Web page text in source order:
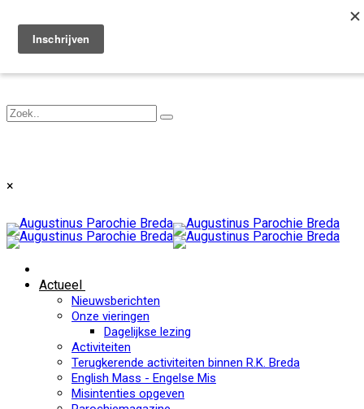
Toggle navigation
×
Actueel
Nieuwsberichten
Onze vieringen
Dagelijkse lezing
Activiteiten
Terugkerende activiteiten binnen R.K. Breda
English Mass - Engelse Mis
Misintenties opgeven